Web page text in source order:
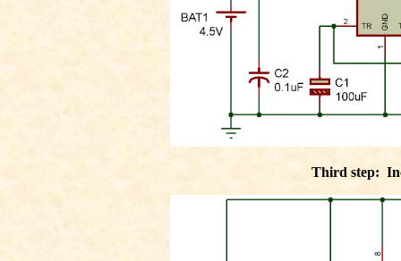
Third step: